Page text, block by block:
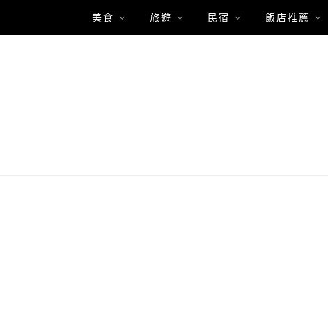
美食 旅遊 民宿 飯店推薦